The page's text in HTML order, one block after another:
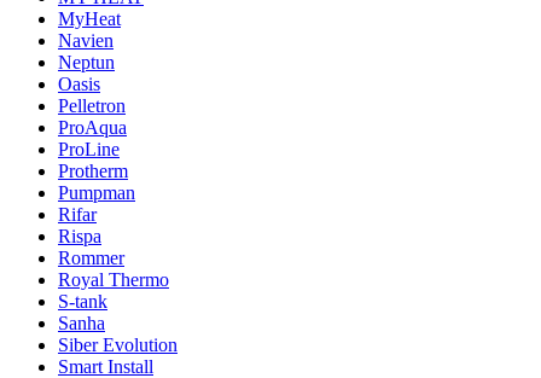
MyHeat
Navien
Neptun
Oasis
Pelletron
ProAqua
ProLine
Protherm
Pumpman
Rifar
Rispa
Rommer
Royal Thermo
S-tank
Sanha
Siber Evolution
Smart Install